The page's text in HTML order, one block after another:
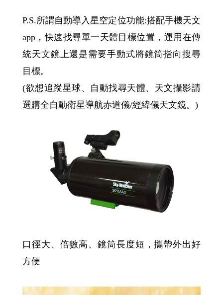
P.S.所謂自動導入星空定位功能:搭配手機天文
app，快速找尋單一天體目標位置，運用在傳
統天文鏡上還是需要手動式將鏡筒指向搜尋
目標。
(欲想追蹤星球、自動找尋天體、天文攝影請
選購全自動衛星導航赤道儀/經緯儀天文鏡。)
口徑大、倍數高、鏡筒長度短，攜帶外出好
方便